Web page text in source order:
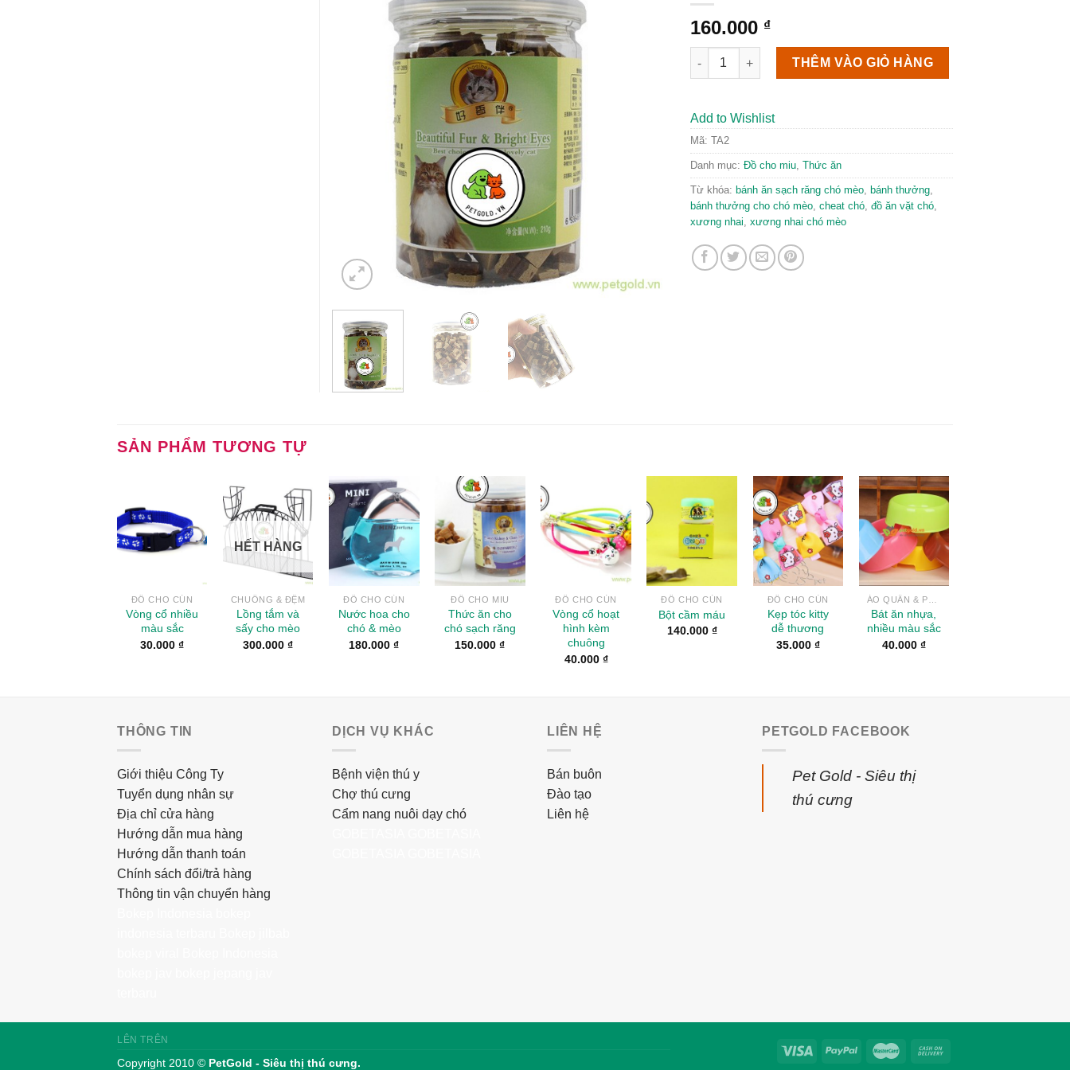
160.000 ₫
Thức ăn sáng mắt cho mèo số lượng
THÊM VÀO GIỎ HÀNG
Add to Wishlist
Mã: TA2
Danh mục: Đồ cho miu Thức ăn
Từ khóa: bánh ăn sạch răng chó mèo bánh thưởng
bánh thưởng cho chó mèo cheat chó đồ ăn vặt chó
xương nhai xương nhai chó mèo
SẢN PHẨM TƯƠNG TỰ
Add to
Wishlist
ĐỒ CHO CÚN
Vòng cổ nhiều
màu sắc
30.000₫
Add to
Wishlist
HẾT HÀNG
CHUỒNG & ĐỆM
Lồng tắm và
sấy cho mèo
300.000₫
Add to
Wishlist
ĐỒ CHO CÚN
Nước hoa cho
chó & mèo
180.000₫
Add to
Wishlist
ĐỒ CHO MIU
Thức ăn cho
chó sạch răng
150.000₫
Add to
Wishlist
ĐỒ CHO CÚN
Vòng cổ hoạt
hình kèm
chuông
40.000 ₫
Add to
Wishlist
ĐỒ CHO CÚN
Bột cầm máu
140.000 ₫
Add to
Wishlist
ĐỒ CHO CÚN
Kẹp tóc kitty
dễ thương
35.000 ₫
Wishlist
ÁO QUẦN & PHỤ KIỆN
Bát ăn nhựa,
nhiều màu sắc
40.000 ₫
THÔNG TIN
Giới thiệu Công Ty
Tuyển dụng nhân sự
Địa chỉ cửa hàng
Hướng dẫn mua hàng
Hướng dẫn thanh toán
Chính sách đổi/trả hàng
Thông tin vận chuyển hàng
DỊCH VỤ KHÁC
Bệnh viện thú y
Chợ thú cưng
Cẩm nang nuôi dạy chó
LIÊN HỆ
Bán buôn
Đào tạo
Liên hệ
PETGOLD FACEBOOK
Pet Gold - Siêu thị
thú cưng
LÊN TRÊN
Copyright 2010 © PetGold - Siêu thị thú cưng.